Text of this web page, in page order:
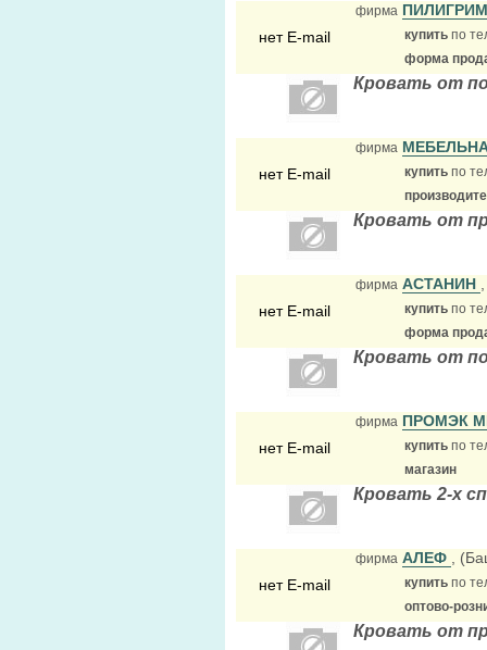
нет E-mail
фирма
купить по
форма
Кровать от
нет E-mail
фирма
купить по
Кровать от
нет E-mail
фирма АСТАНИН
купить по
форма
Кровать от
нет E-mail
фирма ПРОМЭК
купить по
магазин
Кровать 2-х
нет E-mail
фирма АЛЕФ ,
купить по
оптово-
Кровать от